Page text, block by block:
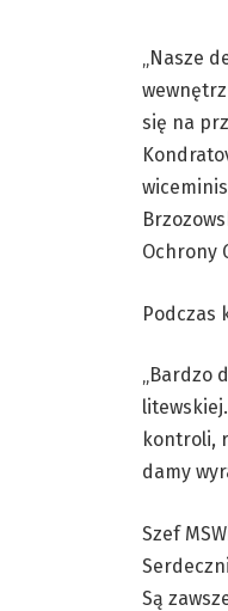
„Nasze
się na
Ochrony
Podczas
„Bardzo
kontroli,
damy
Szef
Są